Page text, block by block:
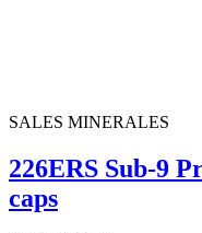
SALES MINERALES
226ERS Sub-9
caps